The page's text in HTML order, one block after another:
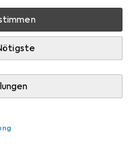
Mehr von TCM
26.8. geliefert
verfügbar